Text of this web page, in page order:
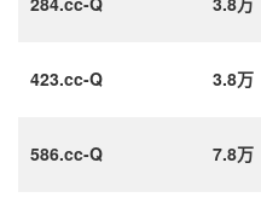
423.cc-Q 3.8万
586.cc-Q 7.8万